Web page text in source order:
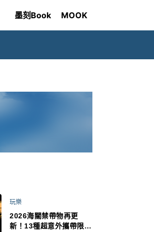
墨刻Book MOOK
玩樂
2026海關禁帶物再更
新！13種超意外攜帶限